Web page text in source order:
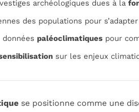
archéologiques dues à la
des populations pour
paléoclimatiques pour
sur les enjeux
se positionne comme une